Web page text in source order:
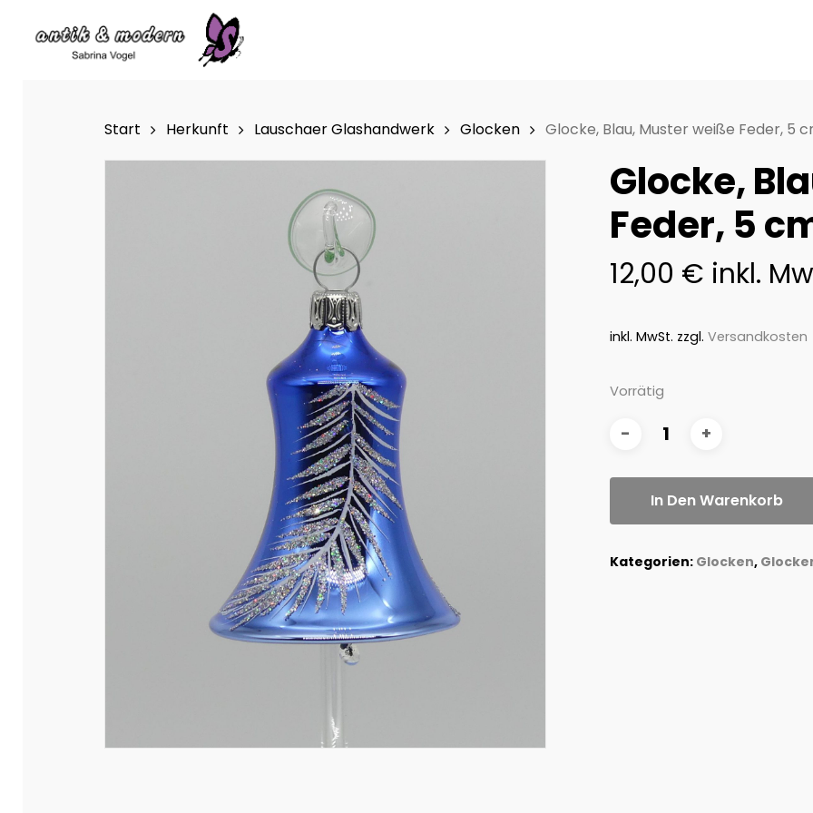
Start
Herkunft Lauschaer Glashandwerk Glocken Glocke, Blau, Muster weiße Feder, 5
Glocke,
Feder, 5
12,00 € inkl.
inkl. MwSt. zzgl. Versandkosten
Vorrätig
In Den Warenkorb
Kategorien: Glocken,